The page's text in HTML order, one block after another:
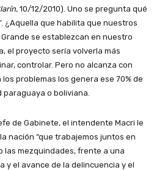
10/12/2010). Uno se pregunta qué
¿Aquella que habilita que nuestros
se establezcan en nuestro
el proyecto sería volverla más
controlar. Pero no alcanza con
problemas los genera ese 70% de
o boliviana.
de Gabinete, el intendente Macri le
nación “que trabajemos juntos en
las mezquindades, frente a una
y el avance de la delincuencia y el